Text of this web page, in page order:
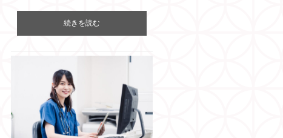
続きを読む